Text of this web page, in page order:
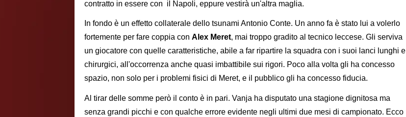
contratto in essere con il Napoli, eppure vestirà un'altra maglia.
In fondo è un effetto collaterale dello tsunami Antonio Conte. Un anno fa è stato lui a volerlo
fortemente per fare coppia con Alex Meret, mai troppo gradito al tecnico leccese. Gli serviva
un giocatore con quelle caratteristiche, abile a far ripartire la squadra con i suoi lanci lunghi e
chirurgici, all'occorrenza anche quasi imbattibile sui rigori. Poco alla volta gli ha concesso
spazio, non solo per i problemi fisici di Meret, e il pubblico gli ha concesso fiducia.
Al tirar delle somme però il conto è in pari. Vanja ha disputato una stagione dignitosa ma
senza grandi picchi e con qualche errore evidente negli ultimi due mesi di campionato. Ecco